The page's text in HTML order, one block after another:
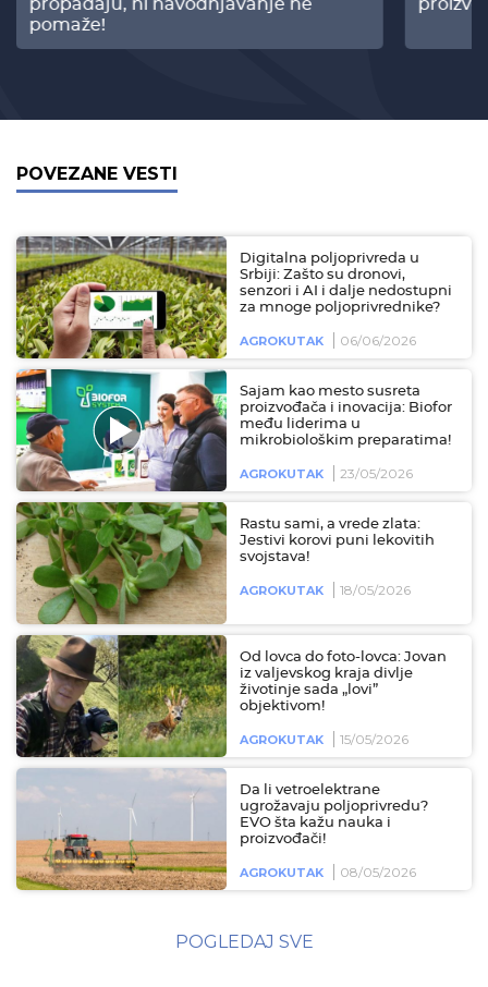
propadaju, ni navodnjavanje ne
pomaže!
POVEZANE VESTI
Digitalna poljoprivreda u
Srbiji: Zašto su dronovi,
senzori i AI i dalje nedostupni
za mnoge poljoprivrednike?
AGROKUTAK 06/06/2026
Sajam kao mesto susreta
proizvođača i inovacija: Biofor
među liderima u
mikrobiološkim preparatima!
AGROKUTAK 23/05/2026
Rastu sami, a vrede zlata:
Jestivi korovi puni lekovitih
svojstava!
AGROKUTAK 18/05/2026
Od lovca do foto-lovca: Jovan
iz valjevskog kraja divlje
životinje sada „lovi”
objektivom!
AGROKUTAK 15/05/2026
Da li vetroelektrane
ugrožavaju poljoprivredu?
EVO šta kažu nauka i
proizvođači!
AGROKUTAK 08/05/2026
POGLEDAJ SVE